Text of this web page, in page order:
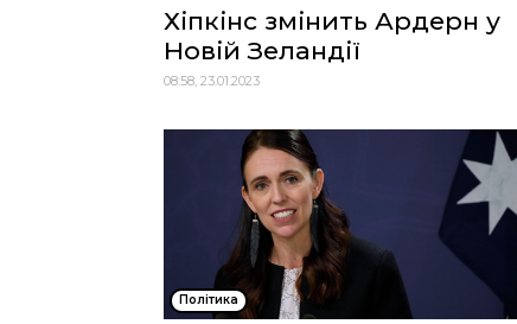
Хіпкінс змінить Ардерн у
Новій Зеландії
08:58, 23.01.2023
Політика